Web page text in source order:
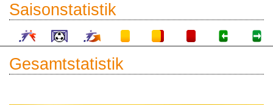
Saisonstatistik
Gesamtstatistik